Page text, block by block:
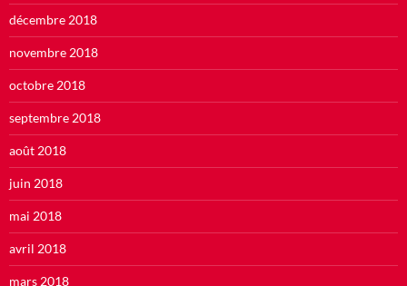
décembre 2018
novembre 2018
octobre 2018
septembre 2018
août 2018
juin 2018
mai 2018
avril 2018
mars 2018